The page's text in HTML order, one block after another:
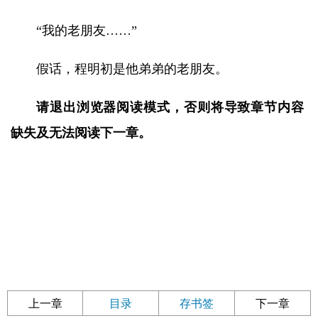
“我的老朋友……”
假话，程明初是他弟弟的老朋友。
请退出浏览器阅读模式，否则将导致章节内容
缺失及无法阅读下一章。
上一章 目录 存书签 下一章